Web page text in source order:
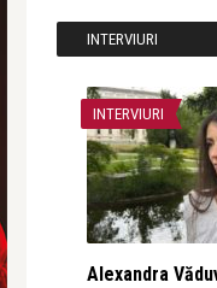
INTERVIURI
INTERVIURI
Alexandra